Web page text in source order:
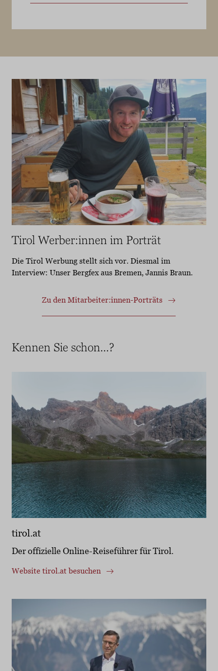
Tirol Werber:innen im Porträt
Die Tirol Werbung stellt sich vor. Diesmal im
Interview: Unser Bergfex aus Bremen, Jannis Braun.
Zu den Mitarbeiter:innen-Porträts
Kennen Sie schon...?
tirol.at
Der offizielle Online-Reiseführer für Tirol.
Website tirol.at besuchen